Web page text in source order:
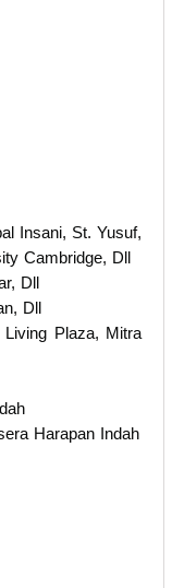
Insani, St. Yusuf,
Cambridge, Dll
Dll
Dll
Plaza, Mitra
Harapan Indah